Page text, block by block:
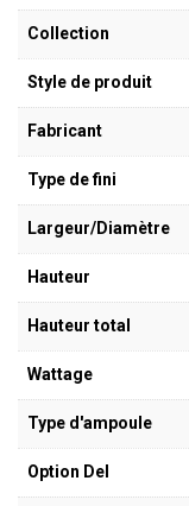
Collection
Style de produit
Fabricant
Type de fini
Largeur/Diamètre
Hauteur
Hauteur total
Wattage
Type d'ampoule
Option Del